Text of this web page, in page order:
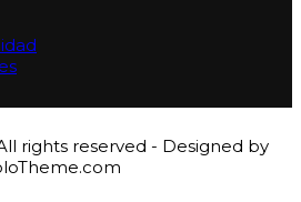
rights reserved - Designed by